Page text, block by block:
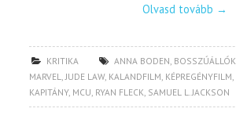
Olvasd tovább →
KRITIKA ANNA BODEN BOSSZÚÁLLÓK
MARVEL
JUDE LAW, KALANDFILM KÉPREGÉNYFILM
KAPITÁNY, MCU RYAN FLECK SAMUEL L. JACKSON